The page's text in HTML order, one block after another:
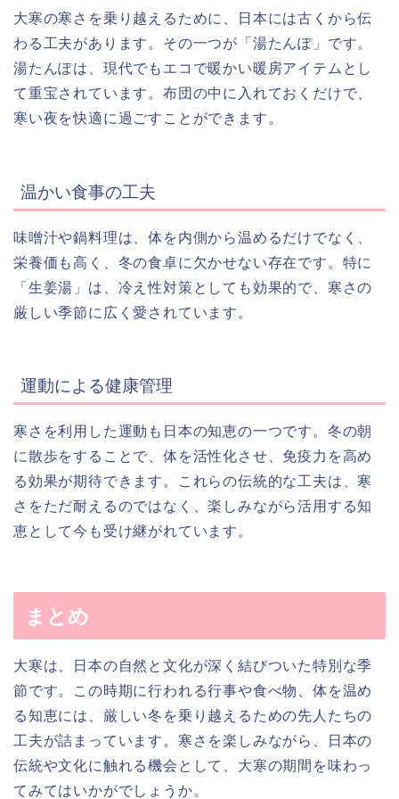
大寒の寒さを乗り越えるために、日本には古くから伝
わる工夫があります。その一つが「湯たんぽ」です。
湯たんぽは、現代でもエコで暖かい暖房アイテムとし
て重宝されています。布団の中に入れておくだけで、
寒い夜を快適に過ごすことができます。
温かい食事の工夫
味噌汁や鍋料理は、体を内側から温めるだけでなく、
栄養価も高く、冬の食卓に欠かせない存在です。特に
「生姜湯」は、冷え性対策としても効果的で、寒さの
厳しい季節に広く愛されています。
運動による健康管理
寒さを利用した運動も日本の知恵の一つです。冬の朝
に散歩をすることで、体を活性化させ、免疫力を高め
る効果が期待できます。これらの伝統的な工夫は、寒
さをただ耐えるのではなく、楽しみながら活用する知
恵として今も受け継がれています。
まとめ
大寒は、日本の自然と文化が深く結びついた特別な季
節です。この時期に行われる行事や食べ物、体を温め
る知恵には、厳しい冬を乗り越えるための先人たちの
工夫が詰まっています。寒さを楽しみながら、日本の
伝統や文化に触れる機会として、大寒の期間を味わっ
てみてはいかがでしょうか。